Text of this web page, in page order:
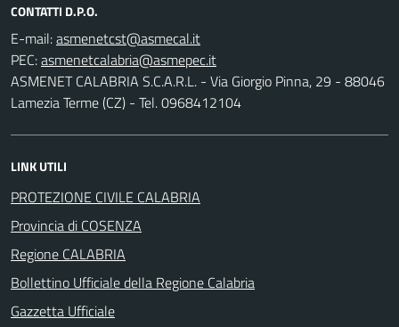
CONTATTI D.P.O.
E-mail:
PEC:
ASMENET CALABRIA S.C.A.R.L. - Via Giorgio Pinna, 29 - 88046
Lamezia Terme (CZ) - Tel. 0968412104
LINK UTILI
PROTEZIONE CIVILE CALABRIA
Provincia di COSENZA
Regione CALABRIA
Bollettino Ufficiale della Regione Calabria
Gazzetta Ufficiale